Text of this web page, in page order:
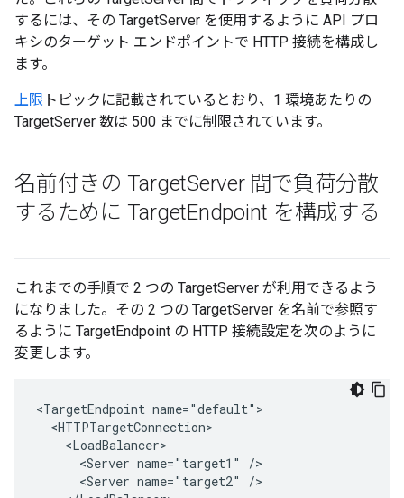
するには、その TargetServer を使用するように API プロ
キシのターゲット エンドポイントで HTTP 接続を構成し
ます。
上限 トピックに記載されているとおり、1 環境あたりの
TargetServer 数は 500 までに制限されています。
名前付きの TargetServer 間で負荷分散
するために TargetEndpoint を構成する
これまでの手順で 2 つの TargetServer が利用できるよう
になりました。その 2 つの TargetServer を名前で参照す
るように TargetEndpoint の HTTP 接続設定を次のように
変更します。
<TargetEndpoint name="default">
  <HTTPTargetConnection>
    <LoadBalancer>
      <Server name="target1" />
      <Server name="target2" />